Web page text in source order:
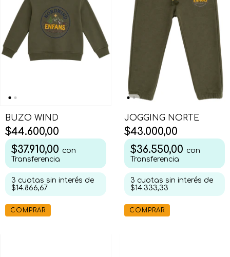
BUZO WIND
$44.600,00
$37.910,00 con
Transferencia
3 cuotas sin interés de
$14.866,67
COMPRAR
JOGGING NORTE
$43.000,00
$36.550,00 con
Transferencia
3 cuotas sin interés de
$14.333,33
COMPRAR